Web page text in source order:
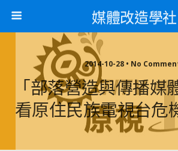
媒體改造學社
2014-10-28 • No
「部落營造與傳播媒
看原住民族電視台危